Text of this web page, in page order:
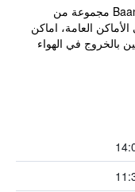
كما يتوفر للضيوف في Baan Aunrak Koh Chang مجموعة من
العامة، اماكن
بالخروج في الهواء